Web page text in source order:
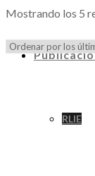
RLIE
Mostrando los 5